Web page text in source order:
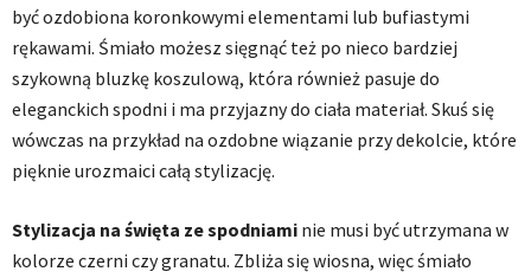
być ozdobiona koronkowymi elementami lub bufiastymi
rękawami. Śmiało możesz sięgnąć też po nieco bardziej
szykowną bluzkę koszulową, która również pasuje do
eleganckich spodni i ma przyjazny do ciała materiał. Skuś się
wówczas na przykład na ozdobne wiązanie przy dekolcie, które
pięknie urozmaici całą stylizację.
Stylizacja na święta ze spodniami nie musi być utrzymana w
kolorze czerni czy granatu. Zbliża się wiosna, więc śmiało